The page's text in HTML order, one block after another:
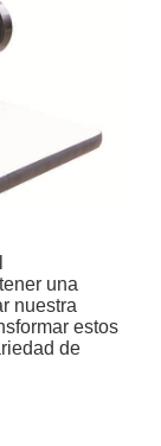
tener una
nuestra
estos
de